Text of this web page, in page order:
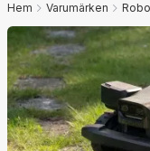
Hem Varumärken